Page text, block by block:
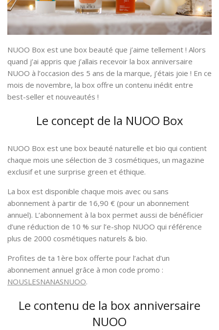
NUOO Box est une box beauté que j’aime tellement ! Alors
quand j’ai appris que j’allais recevoir la box anniversaire
NUOO à l’occasion des 5 ans de la marque, j’étais joie ! En ce
mois de novembre, la box offre un contenu inédit entre
best-seller et nouveautés !
Le concept de la NUOO Box
NUOO Box est une box beauté naturelle et bio qui contient
chaque mois une sélection de 3 cosmétiques, un magazine
exclusif et une surprise green et éthique.
La box est disponible chaque mois avec ou sans
abonnement à partir de 16,90 € (pour un abonnement
annuel). L’abonnement à la box permet aussi de bénéficier
d’une réduction de 10 % sur l’e-shop NUOO qui référence
plus de 2000 cosmétiques naturels & bio.
Profites de ta 1ère box offerte pour l’achat d’un
abonnement annuel grâce à mon code promo :
NOUSLESNANASNUOO.
Le contenu de la box anniversaire
NUOO